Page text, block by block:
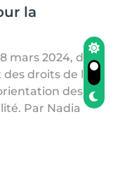
la
mars 2024, des
droits de la
des
Par Nadia